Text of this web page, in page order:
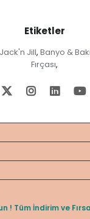
Etiketler
Jack'n Jill, Banyo &
Fırçası,
! Tüm İndirim ve